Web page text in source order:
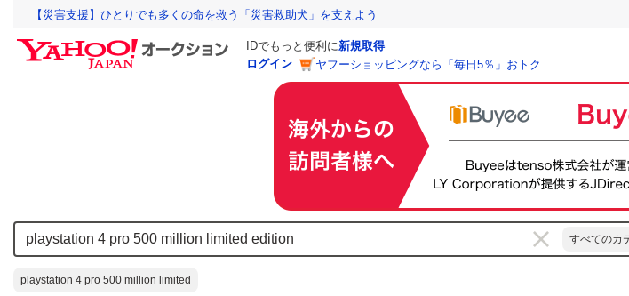
【災害支援】ひとりでも多くの命を救う「災害救助犬」を支えよう
IDでもっと便利に新規取得
ログイン
ヤフーショッピングなら「毎日5％」おトク
すべてのカ
playstation 4 pro 500 million limited